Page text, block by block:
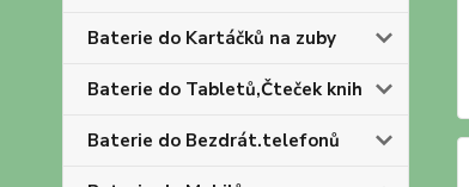
Baterie do Kartáčků na zuby
Baterie do Tabletů,Čteček knih
Baterie do Bezdrát.telefonů